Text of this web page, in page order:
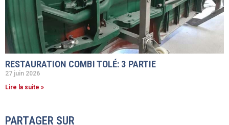
RESTAURATION COMBI TOLÉ: 3 PARTIE
27 juin 2026
Lire la suite »
PARTAGER SUR